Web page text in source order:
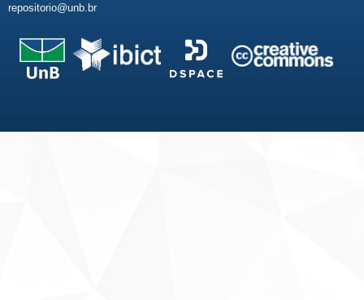
repositorio@unb.br